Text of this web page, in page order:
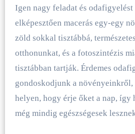
Igen nagy feladat és
elképesztően macerás egy-egy
zöld sokkal tisztábbá,
otthonunkat, és a fotoszintézis
tisztábban tartják. Érdemes
gondoskodjunk a növényeinkről,
helyen, hogy érje őket a nap, így
még mindig egészségesek